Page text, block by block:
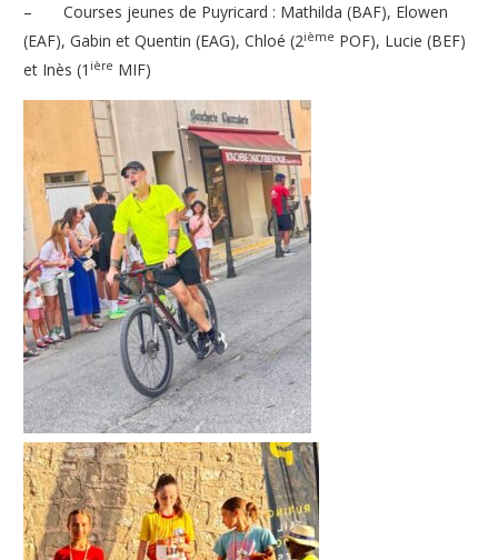
– Courses jeunes de Puyricard : Mathilda (BAF), Elowen
(EAF), Gabin et Quentin (EAG), Chloé (2ième POF), Lucie (BEF)
et Inès (1 ière MIF)